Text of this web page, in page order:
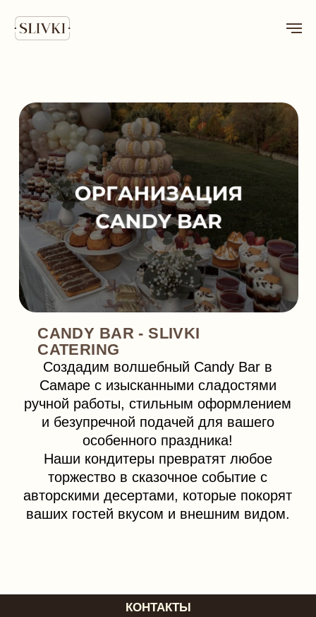
CANDY BAR - SLIVKI
CATERING
Создадим волшебный Candy Bar в
Самаре с изысканными сладостями
ручной работы, стильным оформлением
и безупречной подачей для вашего
особенного праздника!
Наши кондитеры превратят любое
торжество в сказочное событие с
авторскими десертами, которые покорят
ваших гостей вкусом и внешним видом.
КОНТАКТЫ